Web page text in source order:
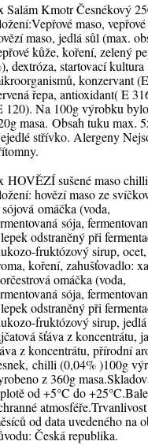
Salám Kmotr Česnékový
maso,
maso, jedlá sůl (max.
kůže, koření, zelený
dextróza, startovací kultura
konzervant
řepa, antioxidant( E
120). Na 100g výrobku
masa. Obsah tuku max.
střívko. Alergeny
HOVĚZÍ sušené maso
hovězí maso ze
omáčka (voda,
sója,
odstraněný při
fruktózový sirup,
koření, zahušťovadlo:
omáčka (voda,
sója,
odstraněný při
fruktózový sirup,
šťáva z koncentrátu,
z koncentrátu, přírodní
chilli (0,04% )100g
z 360g
od +5°C do
od data uvedeného na
Česká republika.